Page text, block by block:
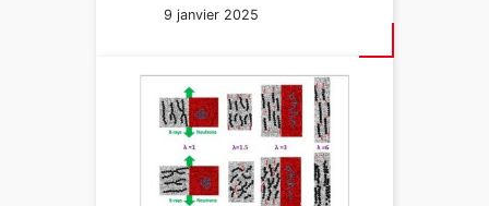
9 janvier 2025